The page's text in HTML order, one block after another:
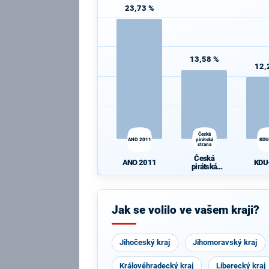
23,73 %
ANO 2011
ANO 2011
13,58 %
Česká
pirátská
strana
Česká
pirátská
Jak se volilo ve vašem kraji?
Jihočeský kraj Jihomoravský kraj
Královéhradecký kraj Liberecký kraj